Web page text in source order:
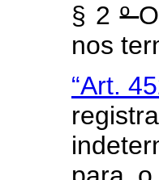
§ 2º
nos
“Art.